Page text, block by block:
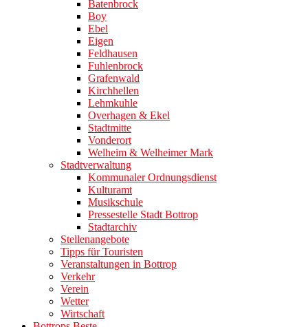
Batenbrock
Boy
Ebel
Eigen
Feldhausen
Fuhlenbrock
Grafenwald
Kirchhellen
Lehmkuhle
Overhagen & Ekel
Stadtmitte
Vonderort
Welheim & Welheimer Mark
Stadtverwaltung
Kommunaler Ordnungsdienst
Kulturamt
Musikschule
Pressestelle Stadt Bottrop
Stadtarchiv
Stellenangebote
Tipps für Touristen
Veranstaltungen in Bottrop
Verkehr
Verein
Wetter
Wirtschaft